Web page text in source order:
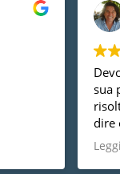
sua
dire